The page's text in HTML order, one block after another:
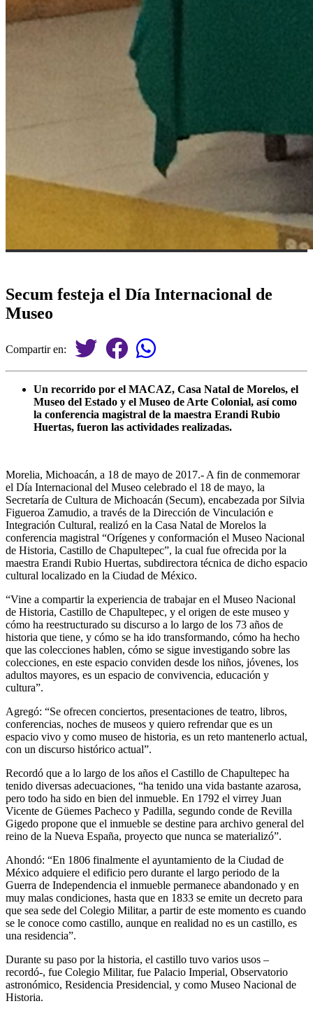
Secum festeja el Día Internacional de
Museo
Compartir en:
Un recorrido por el MACAZ, Casa Natal de Morelos, el
Museo del Estado y el Museo de Arte Colonial, así como
la conferencia magistral de la maestra Erandi Rubio
Huertas, fueron las actividades realizadas.
Morelia, Michoacán, a 18 de mayo de 2017.- A fin de conmemorar
el Día Internacional del Museo celebrado el 18 de mayo, la
Secretaría de Cultura de Michoacán (Secum), encabezada por Silvia
Figueroa Zamudio, a través de la Dirección de Vinculación e
Integración Cultural, realizó en la Casa Natal de Morelos la
conferencia magistral “Orígenes y conformación el Museo Nacional
de Historia, Castillo de Chapultepec”, la cual fue ofrecida por la
maestra Erandi Rubio Huertas, subdirectora técnica de dicho espacio
cultural localizado en la Ciudad de México.
“Vine a compartir la experiencia de trabajar en el Museo Nacional
de Historia, Castillo de Chapultepec, y el origen de este museo y
cómo ha reestructurado su discurso a lo largo de los 73 años de
historia que tiene, y cómo se ha ido transformando, cómo ha hecho
que las colecciones hablen, cómo se sigue investigando sobre las
colecciones, en este espacio conviden desde los niños, jóvenes, los
adultos mayores, es un espacio de convivencia, educación y
cultura”.
Agregó: “Se ofrecen conciertos, presentaciones de teatro, libros,
conferencias, noches de museos y quiero refrendar que es un
espacio vivo y como museo de historia, es un reto mantenerlo actual,
con un discurso histórico actual”.
Recordó que a lo largo de los años el Castillo de Chapultepec ha
tenido diversas adecuaciones, “ha tenido una vida bastante azarosa,
pero todo ha sido en bien del inmueble. En 1792 el virrey Juan
Vicente de Güemes Pacheco y Padilla, segundo conde de Revilla
Gigedo propone que el inmueble se destine para archivo general del
reino de la Nueva España, proyecto que nunca se materializó”.
Ahondó: “En 1806 finalmente el ayuntamiento de la Ciudad de
México adquiere el edificio pero durante el largo periodo de la
Guerra de Independencia el inmueble permanece abandonado y en
muy malas condiciones, hasta que en 1833 se emite un decreto para
que sea sede del Colegio Militar, a partir de este momento es cuando
se le conoce como castillo, aunque en realidad no es un castillo, es
una residencia”.
Durante su paso por la historia, el castillo tuvo varios usos –
recordó-, fue Colegio Militar, fue Palacio Imperial, Observatorio
astronómico, Residencia Presidencial, y como Museo Nacional de
Historia.